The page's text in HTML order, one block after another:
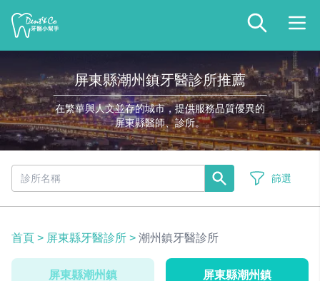
屏東縣潮州鎮牙醫診所推薦
在繁華與人文並存的城市，提供服務品質優異的
屏東縣醫師、診所。
篩選
首頁 > 屏東縣牙醫診所 > 潮州鎮牙醫診所
屏東縣潮州鎮 屏東縣潮州鎮